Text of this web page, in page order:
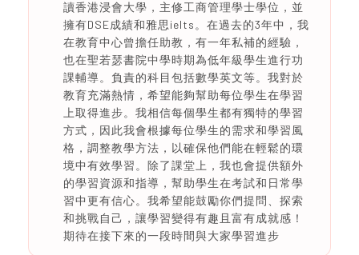
讀香港浸會大學，主修工商管理學士學位，並
擁有DSE成績和雅思ielts。在過去的3年中，我
在教育中心曾擔任助教，有一年私補的經驗，
也在聖若瑟書院中學時期為低年級學生進行功
課輔導。負責的科目包括數學英文等。我對於
教育充滿熱情，希望能夠幫助每位學生在學習
上取得進步。我相信每個學生都有獨特的學習
方式，因此我會根據每位學生的需求和學習風
格，調整教學方法，以確保他們能在輕鬆的環
境中有效學習。除了課堂上，我也會提供額外
的學習資源和指導，幫助學生在考試和日常學
習中更有信心。我希望能鼓勵你們提問、探索
和挑戰自己，讓學習變得有趣且富有成就感！
期待在接下來的一段時間與大家學習進步